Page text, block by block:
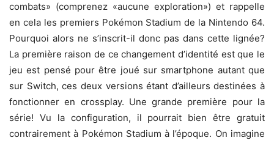
combats» (comprenez «aucune exploration») et rappelle
en cela les premiers Pokémon Stadium de la Nintendo 64.
Pourquoi alors ne s’inscrit-il donc pas dans cette lignée?
La première raison de ce changement d’identité est que le
jeu est pensé pour être joué sur smartphone autant que
sur Switch, ces deux versions étant d’ailleurs destinées à
fonctionner en crossplay. Une grande première pour la
série! Vu la configuration, il pourrait bien être gratuit
contrairement à Pokémon Stadium à l’époque. On imagine